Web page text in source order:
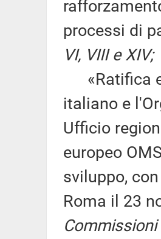
processi di
VI, VIII e XIV;
«Ratifica
italiano e
Ufficio
europeo
sviluppo,
Roma il 23
Commissioni